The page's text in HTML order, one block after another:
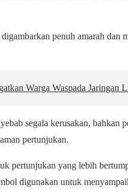
penuh amarah dan
Warga Waspada Jaringan
segala kerusakan, bahkan
pertunjukan.
pertunjukan yang lebih
digunakan untuk